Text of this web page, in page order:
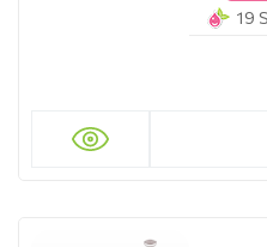
19